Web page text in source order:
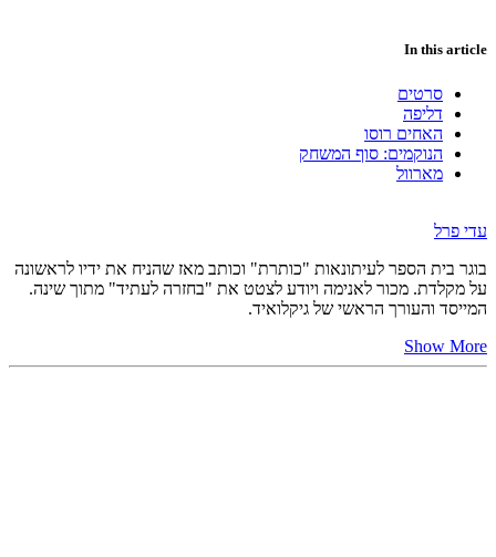
In this article
סרטים
דליפה
האחים רוסו
הנוקמים: סוף המשחק
מארוול
עדי פרל
בוגר בית הספר לעיתונאות "כותרת" וכותב מאז שהניח את ידיו לראשונה
על מקלדת. מכור לאנימה ויודע לצטט את "בחזרה לעתיד" מתוך שינה.
המייסד והעורך הראשי של גיקלואיד.
Show More